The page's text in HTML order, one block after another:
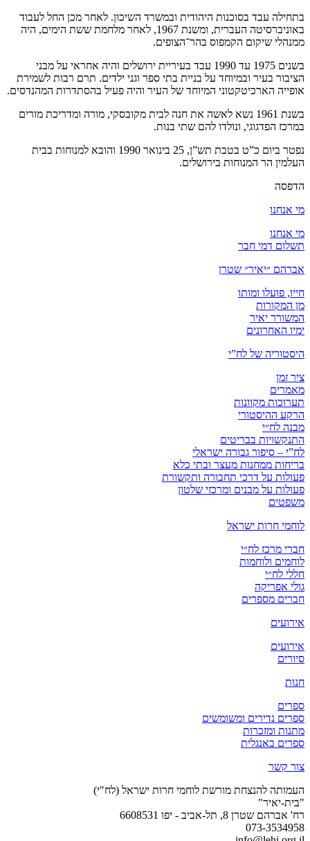
בתחילה עבד בסוכנות היהודית ובמשרד השיכון. לאחר מכן החל לעבוד
באוניברסיטה העברית, ומשנת 1967, לאחר מלחמת ששת הימים, היה
ממנהלי שיקום הקמפוס בהר־הצופים.
בשנים 1975 עד 1990 עבד בעיריית ירושלים והיה אחראי על מבני
הציבור בעיר ובמיוחד על בניית בתי ספר וגני ילדים. תרם רבות לשמירת
אופייה הארכיטקטוני המיוחד של העיר והיה פעיל בהסתדרות המהנדסים.
בשנת 1961 נשא לאשה את חנה לבית מקובסקי, מורה ומדריכת מורים
במרכז הפדגוגי, ונולדו להם שתי בנות.
נפטר ביום כ”ט בטבת תש”ן, 25 בינואר 1990 והובא למנוחות בבית
העלמין הר המנוחות בירושלים.
הדפסה
מי אנחנו
מי אנחנו
תשלום דמי חבר
אברהם ״יאיר״ שטרן
חייו, פועלו ומותו
מן המקורות
המשורר יאיר
ימיו האחרונים
היסטוריה של לח”י
ציר זמן
מאמרים
תערוכות מקוונות
הרקע ההיסטורי
מבנה לח״י
התנקשויות בבריטים
לח”י – סיפור גבורה ישראלי
בריחות ממחנות מעצר ובתי כלא
פעולות על דרכי תחבורה ותקשורת
פעולות על מבנים ומרכזי שלטון
משפטים
לוחמי חרות ישראל
חברי מרכז לח״י
לוחמים ולוחמות
חללי לח״י
גולי אפריקה
חברים מספרים
אירועים
אירועים
סיורים
חנות
ספרים
ספרים נדירים ומשומשים
מתנות ומזכרות
ספרים באנגלית
צור קשר
העמותה להנצחת מורשת לוחמי חרות ישראל (לח"י)
"בית-יאיר"
רח' אברהם שטרן 8, תל-אביב - יפו 6608531
073-3534958